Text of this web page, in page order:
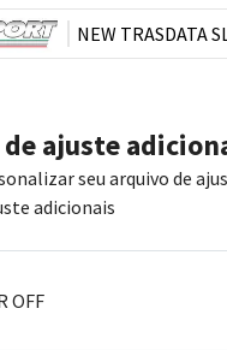
NEW TRASDATA
de ajuste
seu arquivo de
adicionais
OFF